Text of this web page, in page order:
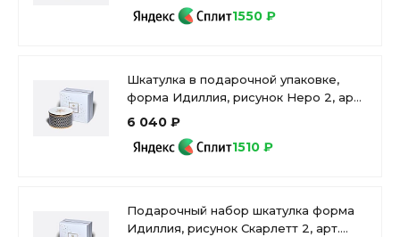
1550 ₽
Шкатулка в подарочной упаковке,
форма Идиллия, рисунок Неро 2, арт
81.32912.00.1
6 040 ₽
1510 ₽
Подарочный набор шкатулка форма
Идиллия, рисунок Скарлетт 2, арт.